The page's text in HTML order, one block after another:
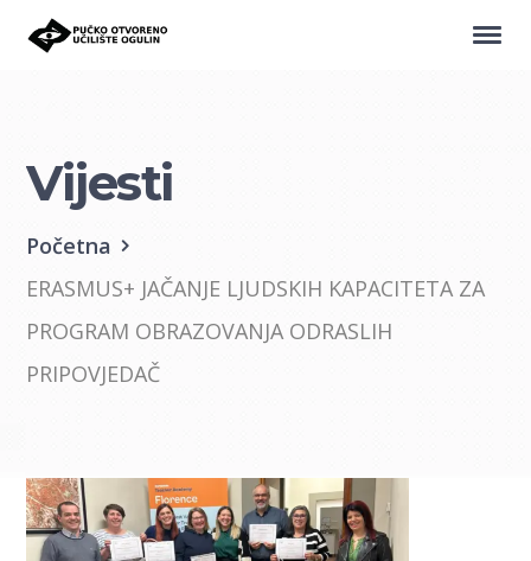
Vijesti
Početna
ERASMUS+ JAČANJE LJUDSKIH KAPACITETA ZA
PROGRAM OBRAZOVANJA ODRASLIH
PRIPOVJEDAČ